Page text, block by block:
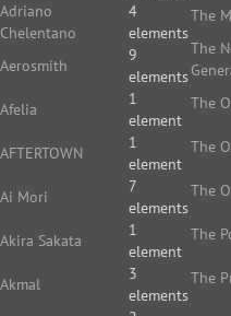
Adriano
Chelentano
4
elements
Aerosmith
9
elements
Afelia
1
element
AFTERTOWN
1
element
Ai Mori
7
elements
Akira Sakata
1
element
Akmal
3
elements
The
The
The
The
The
The
The